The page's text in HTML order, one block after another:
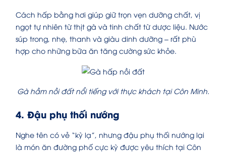
Cách hấp bằng hơi giúp giữ trọn vẹn dưỡng chất, vị
ngọt tự nhiên từ thịt gà và tinh chất từ dược liệu. Nước
súp trong, nhẹ, thanh và giàu dinh dưỡng – rất phù
hợp cho những bữa ăn tăng cường sức khỏe.
Gà hầm nồi đất nổi tiếng với thực khách tại Côn Minh.
4. Đậu phụ thối nướng
Nghe tên có vẻ “kỳ lạ”, nhưng đậu phụ thối nướng lại
là món ăn đường phố cực kỳ được yêu thích tại Côn